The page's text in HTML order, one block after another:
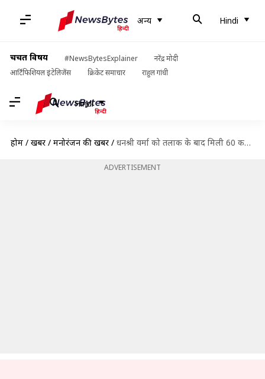
अन्य Hindi
चर्चित विषय #NewsBytesExplainer
नरेंद्र मोदी
आर्टिफिशियल इंटेलिजेंस
क्रिकेट समाचार राहुल गांधी
Hindi
होम / खबरें / मनोरंजन की खबरें / धनश्री वर्मा को तलाक के बाद मिली 60 करोड़ रुपये की एलिमनी? परिवार ने बताया सच
ADVERTISEMENT